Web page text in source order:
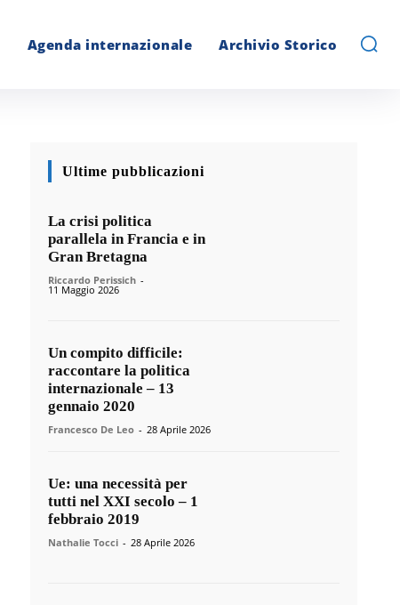
Agenda internazionale Archivio Storico
Ultime pubblicazioni
La crisi politica
parallela in Francia e in
Gran Bretagna
Riccardo Perissich -
11 Maggio 2026
Un compito difficile:
raccontare la politica
internazionale – 13
gennaio 2020
Francesco De Leo - 28 Aprile 2026
Ue: una necessità per
tutti nel XXI secolo – 1
febbraio 2019
Nathalie Tocci - 28 Aprile 2026